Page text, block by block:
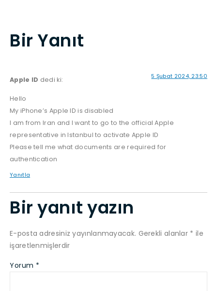
Bir Yanıt
Apple ID dedi ki: 5 Şubat 2024, 23:50
Hello
My iPhone’s Apple ID is disabled
I am from Iran and I want to go to the official Apple
representative in Istanbul to activate Apple ID
Please tell me what documents are required for
authentication
Yanıtla
Bir yanıt yazın
E-posta adresiniz yayınlanmayacak. Gerekli alanlar * ile
işaretlenmişlerdir
Yorum *